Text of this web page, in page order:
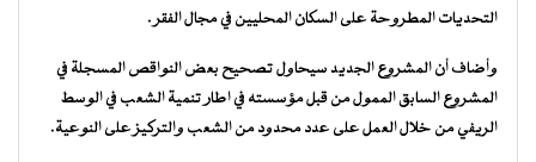
التحديات المطروحة على السكان المحليين في مجال الفقر .
وأضاف أن المشروع الجديد سيحاول تصحيح بعض النواقص المسجلة في
المشروع السابق الممول من قبل مؤسسته في اطار تنمية الشعب في الوسط
الريفي من خلال العمل على عدد محدود من الشعب والتركيز على النوعية.